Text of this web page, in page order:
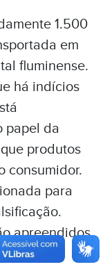
1.500
em
fluminense.
há indícios
papel da
produtos
consumidor.
para
apreendidos